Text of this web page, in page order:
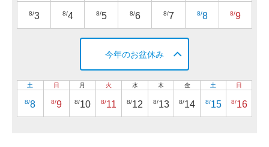
8/3 8/4 8/5 8/6 8/7 8/8 8/9
今年のお盆休み
土
8/8
日
8/9
月
8/10
火
8/11
水
8/12
木
8/13
金
8/14
土
8/15
日
8/16